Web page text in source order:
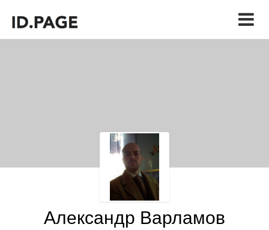
Александр Варламов